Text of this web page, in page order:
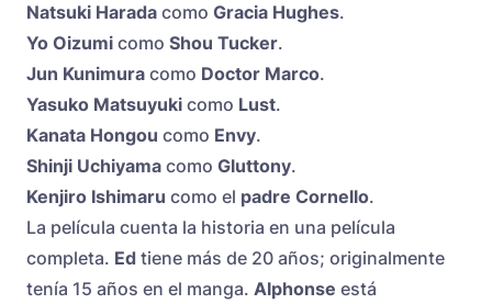
Natsuki Harada como Gracia Hughes.
Yo Oizumi como Shou Tucker.
Jun Kunimura como Doctor Marco.
Yasuko Matsuyuki como Lust.
Kanata Hongou como Envy.
Shinji Uchiyama como Gluttony.
Kenjiro Ishimaru como el padre Cornello.
La película cuenta la historia en una película
completa. Ed tiene más de 20 años; originalmente
tenía 15 años en el manga. Alphonse está